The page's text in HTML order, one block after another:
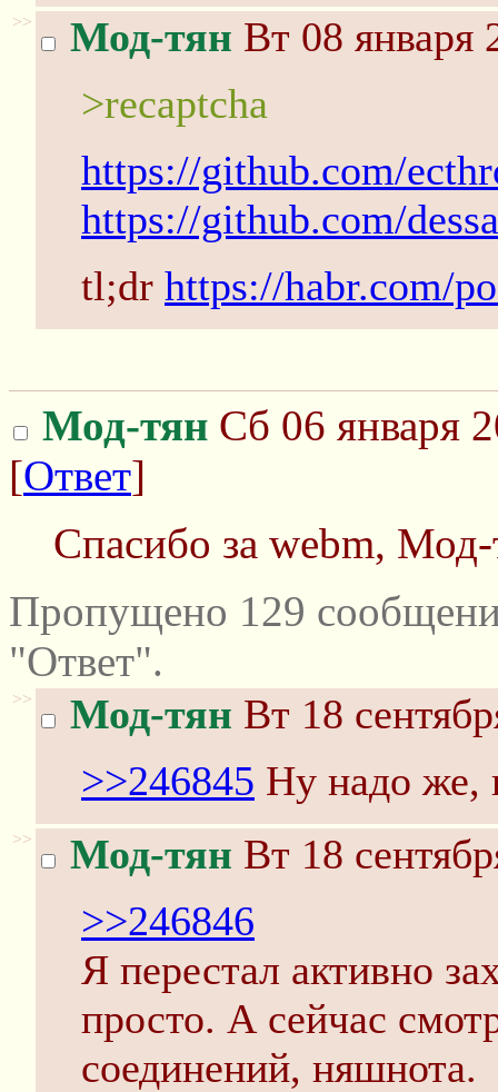
>> Мод-тян Вт 08 января
>recaptcha
https://github.com/
https://github.com/
tl;dr https://habr.com/
Мод-тян Сб 06 января
[Ответ]
Спасибо за webm,
Пропущено 129
"Ответ".
>> Мод-тян Вт 18
>>246845 Ну надо же,
>> Мод-тян Вт 18
>>246846
Я перестал активно
просто. А сейчас
соединений, няшнота.